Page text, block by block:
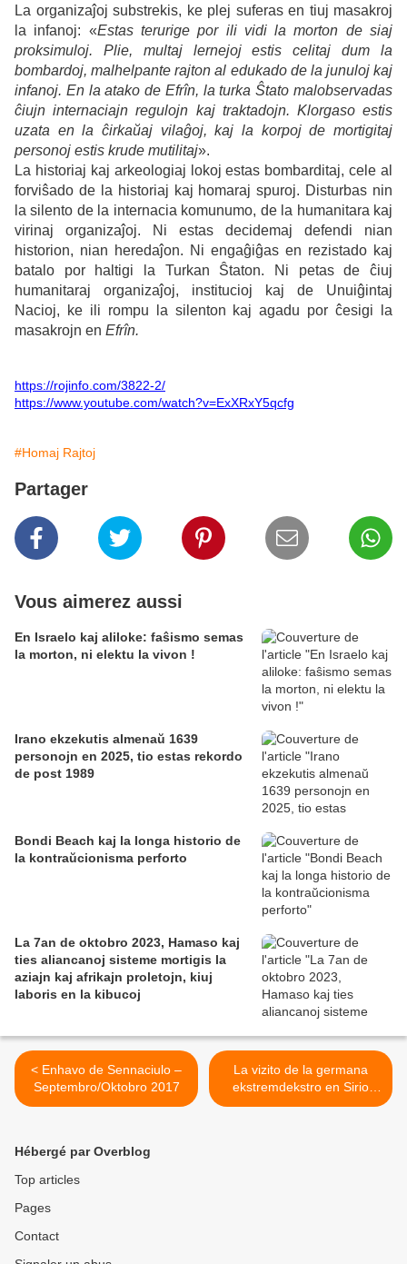
La organizaĵoj substrekis, ke plej suferas en tiuj masakroj
la infanoj: «Estas terurige por ili vidi la morton de siaj
proksimuloj. Plie, multaj lernejoj estis celitaj dum la
bombardoj, malhelpante rajton al edukado de la junuloj kaj
infanoj. En la atako de Efrîn, la turka Ŝtato malobservadas
ĉiujn internaciajn regulojn kaj traktadojn. Klorgaso estis
uzata en la ĉirkaŭaj vilaĝoj, kaj la korpoj de mortigitaj
personoj estis krude mutilitaj».
La historiaj kaj arkeologiaj lokoj estas bombarditaj, cele al
forviŝado de la historiaj kaj homaraj spuroj. Disturbas nin
la silento de la internacia komunumo, de la humanitara kaj
virinaj organizaĵoj. Ni estas decidemaj defendi nian
historion, nian heredaĵon. Ni engaĝiĝas en rezistado kaj
batalo por haltigi la Turkan Ŝtaton. Ni petas de ĉiuj
humanitaraj organizaĵoj, institucioj kaj de Unuiĝintaj
Nacioj, ke ili rompu la silenton kaj agadu por ĉesigi la
masakrojn en Efrîn.
https://rojinfo.com/3822-2/
https://www.youtube.com/watch?v=ExXRxY5qcfg
#Homaj Rajtoj
Partager
Vous aimerez aussi
En Israelo kaj aliloke: faŝismo semas
la morton, ni elektu la vivon !
Irano ekzekutis almenaŭ 1639
personojn en 2025, tio estas rekordo
de post 1989
Bondi Beach kaj la longa historio de
la kontraŭcionisma perforto
La 7an de oktobro 2023, Hamaso kaj
ties aliancanoj sisteme mortigis la
aziajn kaj afrikajn proletojn, kiuj
laboris en la kibucoj
< Enhavo de Sennaciulo –
Septembro/Oktobro 2017
La vizito de la germana
ekstremdekstro en Sirio
ŝokas Germanion >
Hébergé par Overblog
Top articles
Pages
Contact